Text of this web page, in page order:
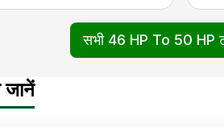
सभी 46 HP To 50 HP